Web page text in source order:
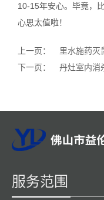
10-15年安心。毕竟，
心思太值啦！
上一页：
里水施药灭
下一页：
丹灶室内消
服务范围